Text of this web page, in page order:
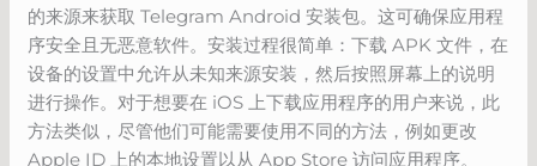
的来源来获取 Telegram Android 安装包。这可确保应用程
序安全且无恶意软件。安装过程很简单：下载 APK 文件，在
设备的设置中允许从未知来源安装，然后按照屏幕上的说明
进行操作。对于想要在 iOS 上下载应用程序的用户来说，此
方法类似，尽管他们可能需要使用不同的方法，例如更改
Apple ID 上的本地设置以从 App Store 访问应用程序。